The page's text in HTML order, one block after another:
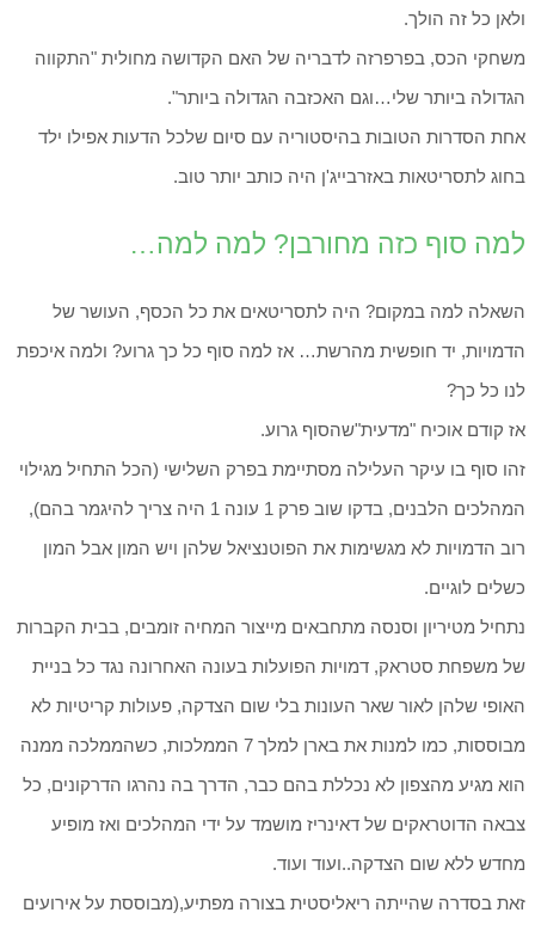
ולאן כל זה הולך.
משחקי הכס, בפרפרזה לדבריה של האם הקדושה מחולית "התקווה
הגדולה ביותר שלי…וגם האכזבה הגדולה ביותר".
אחת הסדרות הטובות בהיסטוריה עם סיום שלכל הדעות אפילו ילד
בחוג לתסריטאות באזרבייג'ן היה כותב יותר טוב.
למה סוף כזה מחורבן? למה למה…
השאלה למה במקום? היה לתסריטאים את כל הכסף, העושר של
הדמויות, יד חופשית מהרשת… אז למה סוף כל כך גרוע? ולמה איכפת
לנו כל כך?
אז קודם אוכיח "מדעית"שהסוף גרוע.
זהו סוף בו עיקר העלילה מסתיימת בפרק השלישי (הכל התחיל מגילוי
המהלכים הלבנים, בדקו שוב פרק 1 עונה 1 היה צריך להיגמר בהם),
רוב הדמויות לא מגשימות את הפוטנציאל שלהן ויש המון אבל המון
כשלים לוגיים.
נתחיל מטיריון וסנסה מתחבאים מייצור המחיה זומבים, בבית הקברות
של משפחת סטראק, דמויות הפועלות בעונה האחרונה נגד כל בניית
האופי שלהן לאור שאר העונות בלי שום הצדקה, פעולות קריטיות לא
מבוססות, כמו למנות את בארן למלך 7 הממלכות, כשהממלכה ממנה
הוא מגיע מהצפון לא נכללת בהם כבר, הדרך בה נהרגו הדרקונים, כל
צבאה הדוטראקים של דאינריז מושמד על ידי המהלכים ואז מופיע
מחדש ללא שום הצדקה..ועוד ועוד.
זאת בסדרה שהייתה ריאליסטית בצורה מפתיע,(מבוססת על אירועים